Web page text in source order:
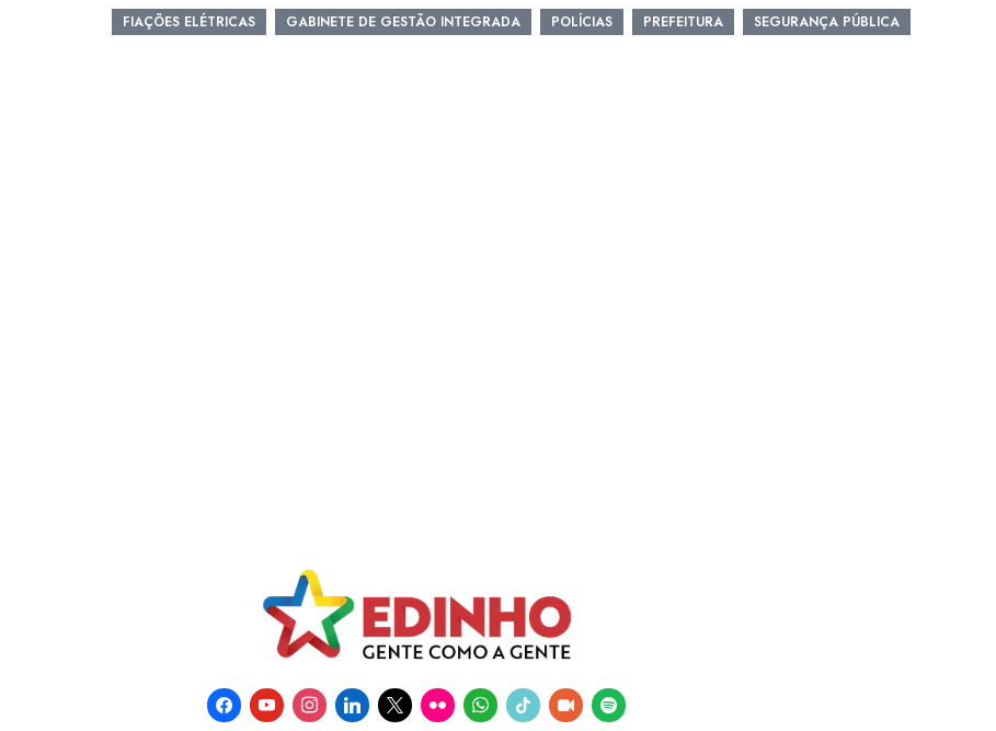
FIAÇÕES ELÉTRICAS GABINETE DE GESTÃO INTEGRADA POLÍCIAS PREFEITURA SEGURANÇA PÚBLICA
facebookyoutubeinstagramlinkedin
x flickr whatsapp
tiktok video- spotify